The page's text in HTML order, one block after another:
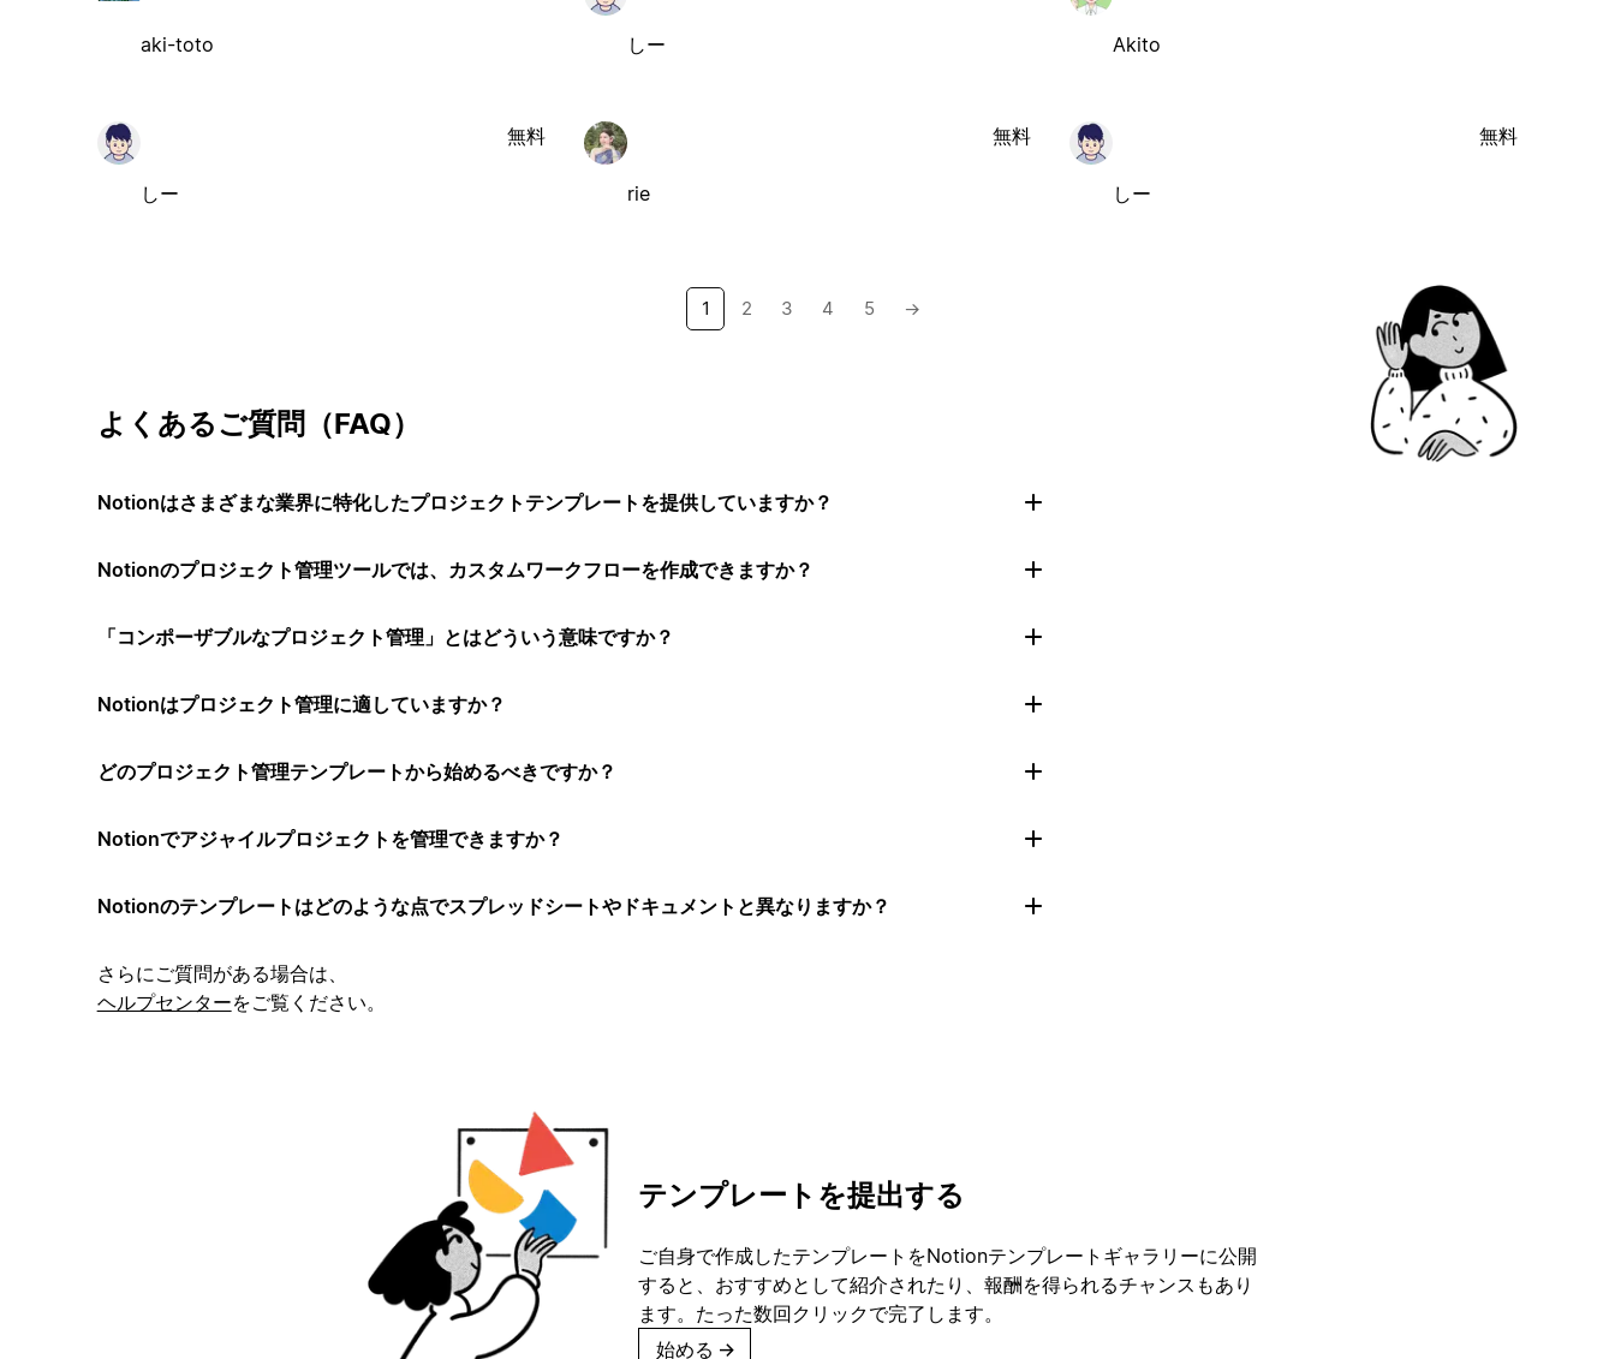
aki-toto しー Akito
しー
無料
rie
無料
しー
無料
1 2 3 4 5 →
よくあるご質問（FAQ）
Notionはさまざまな業界に特化したプロジェクトテンプレートを提供していますか？
Notionのプロジェクト管理ツールでは、カスタムワークフローを作成できますか？
「コンポーザブルなプロジェクト管理」とはどういう意味ですか？
Notionはプロジェクト管理に適していますか？
どのプロジェクト管理テンプレートから始めるべきですか？
Notionでアジャイルプロジェクトを管理できますか？
Notionのテンプレートはどのような点でスプレッドシートやドキュメントと異なりますか？
さらにご質問がある場合は、
ヘルプセンターをご覧ください。
テンプレートを提出する
ご自身で作成したテンプレートをNotionテンプレートギャラリーに公開
すると、おすすめとして紹介されたり、報酬を得られるチャンスもあり
ます。たった数回クリックで完了します。
始める →